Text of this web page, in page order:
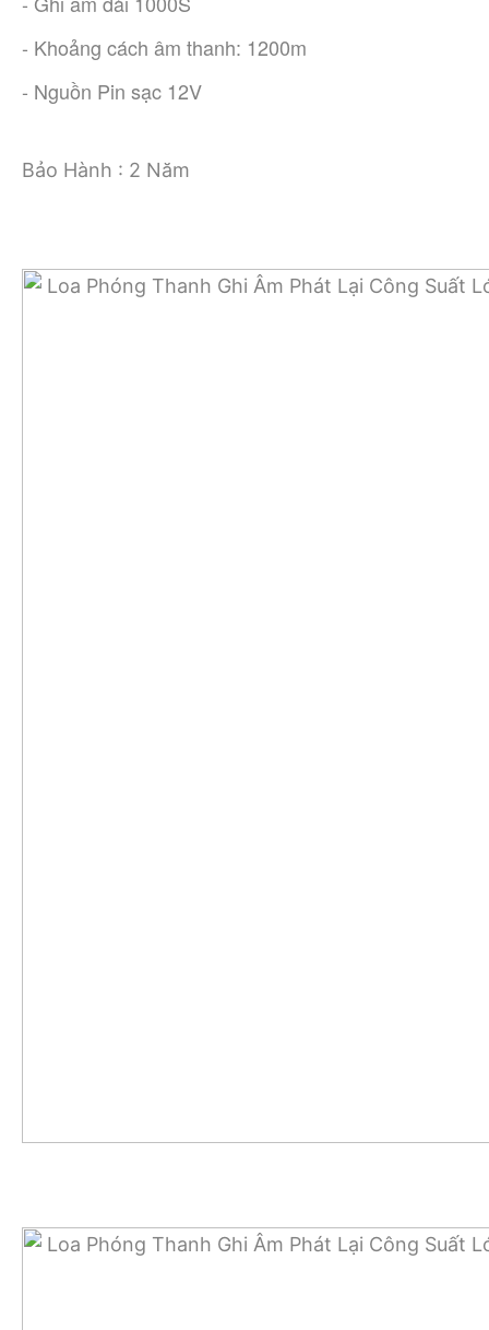
- Khoảng cách âm thanh: 1200m
- Nguồn Pin sạc 12V
Bảo Hành : 2 Năm